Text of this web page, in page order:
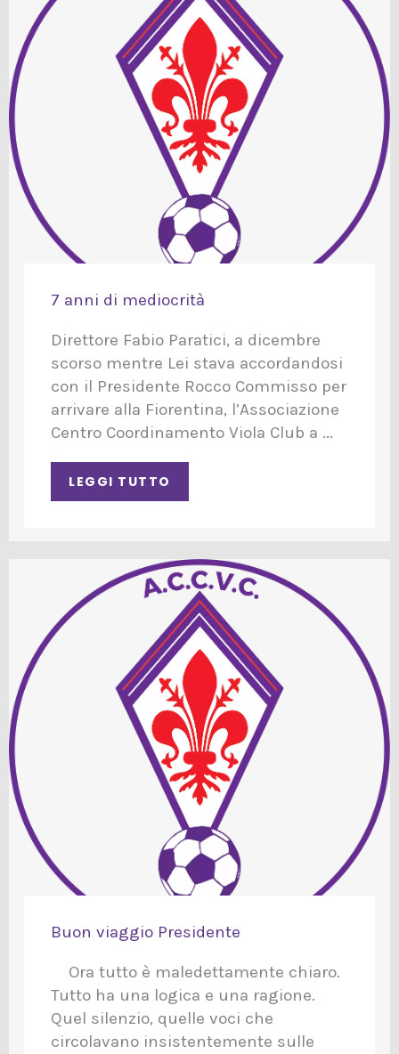
7 anni di mediocrità
Direttore Fabio Paratici, a dicembre
scorso mentre Lei stava accordandosi
con il Presidente Rocco Commisso per
arrivare alla Fiorentina, l’Associazione
Centro Coordinamento Viola Club a ...
LEGGI TUTTO
Buon viaggio Presidente
Ora tutto è maledettamente chiaro.
Tutto ha una logica e una ragione.
Quel silenzio, quelle voci che
circolavano insistentemente sulle